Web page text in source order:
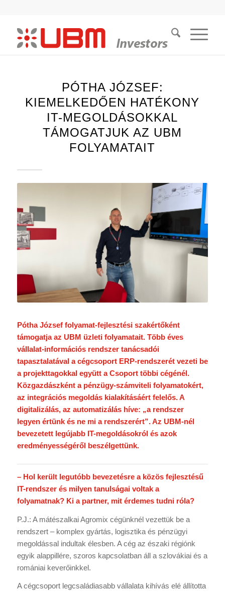
PÓTHA JÓZSEF:
KIEMELKEDŐEN HATÉKONY
IT-MEGOLDÁSOKKAL
TÁMOGATJUK AZ UBM
FOLYAMATAIT
Pótha József folyamat-fejlesztési szakértőként
támogatja az UBM üzleti folyamatait. Több éves
vállalat-információs rendszer tanácsadói
tapasztalatával a cégcsoport ERP-rendszerét vezeti be
a projekttagokkal együtt a Csoport többi cégénél.
Közgazdászként a pénzügy-számviteli folyamatokért,
az integrációs megoldás kialakításáért felelős. A
digitalizálás, az automatizálás híve: „a rendszer
legyen értünk és ne mi a rendszerért”. Az UBM-nél
bevezetett legújabb IT-megoldásokról és azok
eredményességéről beszélgettünk.
– Hol került legutóbb bevezetésre a közös fejlesztésű
IT-rendszer és milyen tanulságai voltak a
folyamatnak? Ki a partner, mit érdemes tudni róla?
P.J.: A mátészalkai Agromix cégünknél vezettük be a
rendszert – komplex gyártás, logisztika és pénzügyi
megoldással indultak élesben. A cég az északi régiónk
egyik alappillére, szoros kapcsolatban áll a szlovákiai és a
romániai keverőinkkel.
A cégcsoport legcsaládiasabb vállalata kihívás elé állította